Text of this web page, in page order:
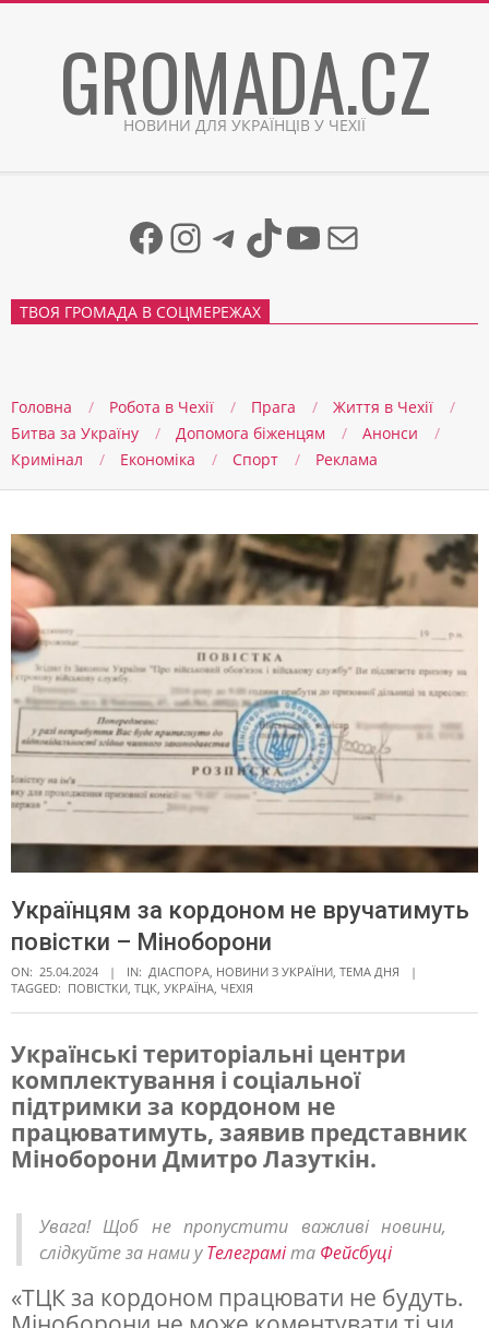
GROMADA.CZ
НОВИНИ ДЛЯ УКРАЇНЦІВ У ЧЕХІЇ
Facebook
Instagram
Telegram
TikTok
YouTube
Mail
ТВОЯ ГРОМАДА В СОЦМЕРЕЖАХ
Головна Робота в Чехії Прага
Життя в Чеxії
Битва за Україну
Допомога біженцям
Анонси
Кримінал
Економіка Спорт Реклама
Українцям за кордоном не вручатимуть
повістки – Міноборони
ON: 25.04.2024 IN: ДІАСПОРА, НОВИНИ З УКРАЇНИ, ТЕМА ДНЯ
TAGGED: ПОВІСТКИ, ТЦК, УКРАЇНА, ЧЕХІЯ
У
к
р
н
ц
Українські територіальні центри
комплектування і соціальної
підтримки за кордоном не
працюватимуть, заявив представник
Міноборони Дмитро Лазуткін.
Увага! Щоб не пропустити важливі новини,
слідкуйте за нами уТелеграміта Фейсбуці
«ТЦК за кордоном працювати не будуть.